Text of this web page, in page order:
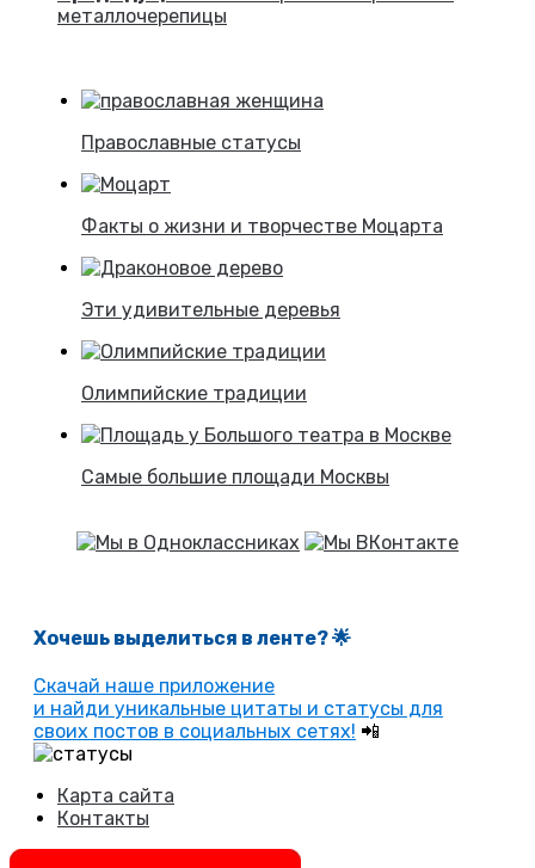
металлочерепицы
Православные статусы
Факты о жизни и творчестве Моцарта
Эти удивительные деревья
Олимпийские традиции
Самые большие площади Москвы
Хочешь выделиться в ленте? 🌟
Скачай наше приложение
и найди уникальные цитаты и статусы для
своих постов в социальных сетях! 📲
Карта сайта
Контакты